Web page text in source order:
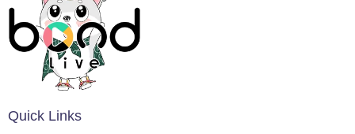
Quick Links